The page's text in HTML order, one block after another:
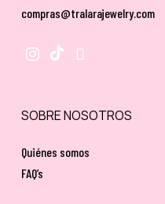
compras@tralarajewelry.com
SOBRE NOSOTROS
Quiénes somos
FAQ’s